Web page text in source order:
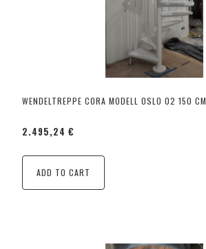
WENDELTREPPE CORA MODELL OSLO 02 150 CM
2.495,24 €
ADD TO CART